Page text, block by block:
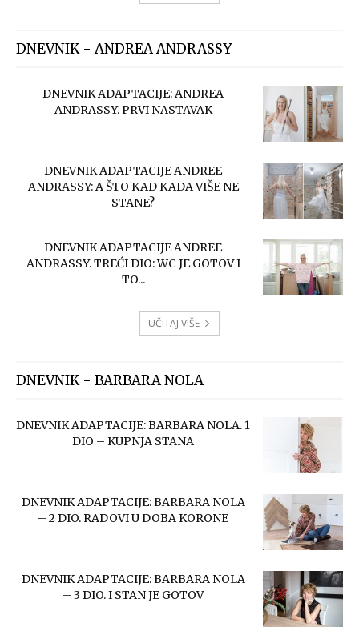
DNEVNIK - ANDREA ANDRASSY
DNEVNIK ADAPTACIJE: ANDREA
ANDRASSY. PRVI NASTAVAK
DNEVNIK ADAPTACIJE ANDREE
ANDRASSY: A ŠTO KAD KADA VIŠE NE
STANE?
DNEVNIK ADAPTACIJE ANDREE
ANDRASSY. TREĆI DIO: WC JE GOTOV I
TO...
UČITAJ VIŠE
DNEVNIK - BARBARA NOLA
DNEVNIK ADAPTACIJE: BARBARA NOLA. 1
DIO – KUPNJA STANA
DNEVNIK ADAPTACIJE: BARBARA NOLA
– 2 DIO. RADOVI U DOBA KORONE
DNEVNIK ADAPTACIJE: BARBARA NOLA
– 3 DIO. I STAN JE GOTOV